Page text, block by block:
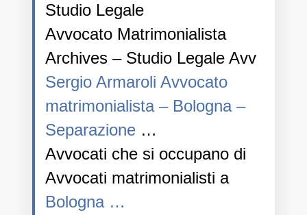
Studio Legale
Avvocato Matrimonialista
Archives – Studio Legale Avv
Sergio Armaroli Avvocato
matrimonialista – Bologna –
Separazione…
Avvocati che si occupano di
Avvocati matrimonialisti a
Bologna …